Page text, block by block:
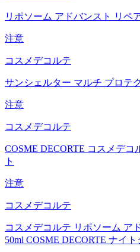
リポソーム アドバンスト リペ
注意
コスメデコルテ
サンシェルター マルチ プロテ
注意
コスメデコルテ
COSME DECORTE コスメデコ
ト
注意
コスメデコルテ
コスメデコルテ リポソーム ア
50ml COSME DECORTE ナイト